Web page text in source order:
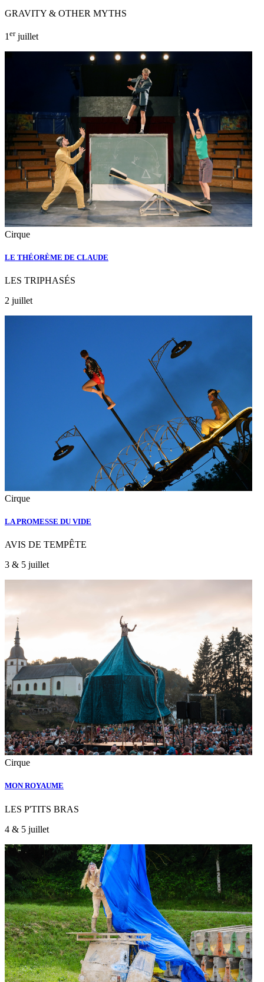
GRAVITY & OTHER MYTHS
1 erjuillet
Cirque
LE THÉORÈME DE CLAUDE
LES TRIPHASÉS
2 juillet
Cirque
LA PROMESSE DU VIDE
AVIS DE TEMPÊTE
3 & 5 juillet
Cirque
MON ROYAUME
LES P'TITS BRAS
4 & 5 juillet